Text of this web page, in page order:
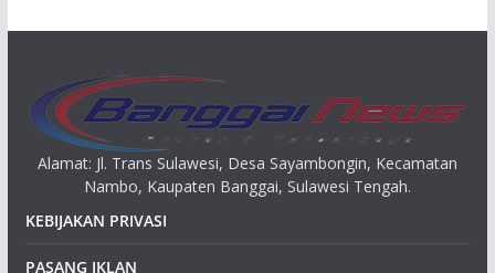
Alamat: Jl. Trans Sulawesi, Desa Sayambongin, Kecamatan
Nambo, Kaupaten Banggai, Sulawesi Tengah.
KEBIJAKAN PRIVASI
PASANG IKLAN